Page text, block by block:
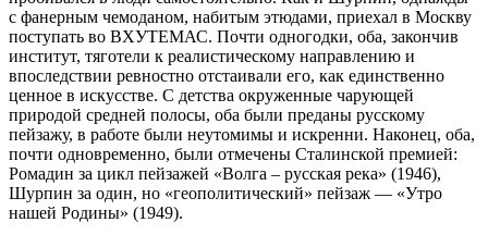
с фанерным чемоданом, набитым этюдами, приехал в Москву
поступать во ВХУТЕМАС. Почти одногодки, оба, закончив
институт, тяготели к реалистическому направлению и
впоследствии ревностно отстаивали его, как единственно
ценное в искусстве. С детства окруженные чарующей
природой средней полосы, оба были преданы русскому
пейзажу, в работе были неутомимы и искренни. Наконец, оба,
почти одновременно, были отмечены Сталинской премией:
Ромадин за цикл пейзажей «Волга – русская река» (1946),
Шурпин за один, но «геополитический» пейзаж — «Утро
нашей Родины» (1949).